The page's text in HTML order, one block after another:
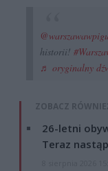
historii!
♬ oryginalny
ZOBACZ
26-letni
Teraz